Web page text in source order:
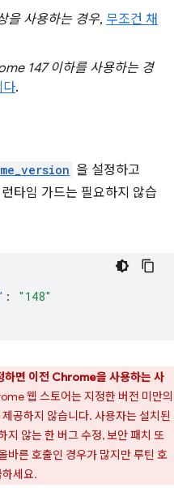
을 사용하는 경우, 무조건 채
147 이하를 사용하는 경
다.
을 설정하고
타임 가드는 필요하지 않습
:
"148"
하면 이전 Chrome을 사용하는 사
웹 스토어는 지정한 버전 미만의
공하지 않습니다. 사용자는 설치된
않는 한 버그 수정, 보안 패치 또
바른 호출인 경우가 많지만 루틴 호
세요.